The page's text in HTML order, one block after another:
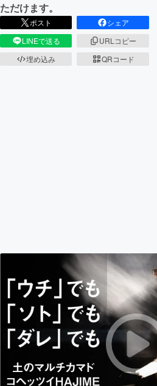
ただけます。
ポスト
シェア
LINEで送る
URLコピー
埋め込み
QRコード